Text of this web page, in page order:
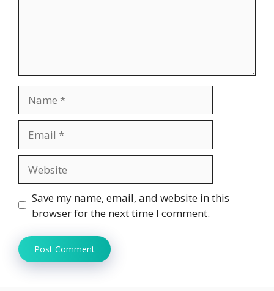
Save my name, email, and website in this
browser for the next time I comment.